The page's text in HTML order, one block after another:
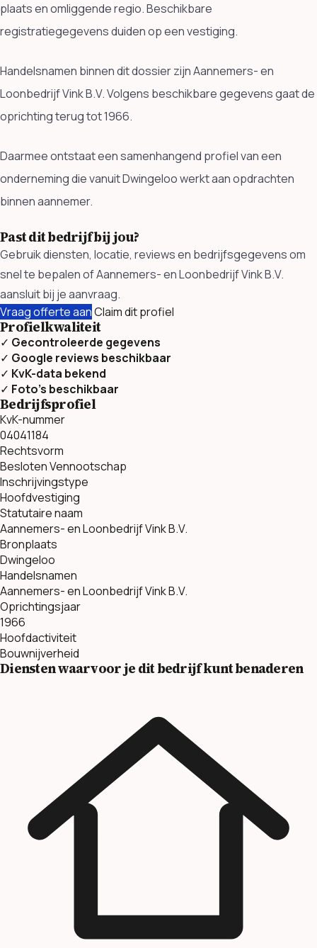
plaats en omliggende regio. Beschikbare
registratiegegevens duiden op een vestiging.
Handelsnamen binnen dit dossier zijn Aannemers- en
Loonbedrijf Vink B.V. Volgens beschikbare gegevens gaat de
oprichting terug tot 1966.
Daarmee ontstaat een samenhangend profiel van een
onderneming die vanuit Dwingeloo werkt aan opdrachten
binnen aannemer.
Past dit bedrijf bij jou?
Gebruik diensten, locatie, reviews en bedrijfsgegevens om
snel te bepalen of Aannemers- en Loonbedrijf Vink B.V.
aansluit bij je aanvraag.
Vraag offerte aanClaim dit profiel
Profielkwaliteit
✓ Gecontroleerde gegevens
✓ Google reviews beschikbaar
✓ KvK-data bekend
✓ Foto’s beschikbaar
Bedrijfsprofiel
KvK-nummer
04041184
Rechtsvorm
Besloten Vennootschap
Inschrijvingstype
Hoofdvestiging
Statutaire naam
Aannemers- en Loonbedrijf Vink B.V.
Bronplaats
Dwingeloo
Handelsnamen
Aannemers- en Loonbedrijf Vink B.V.
Oprichtingsjaar
1966
Hoofdactiviteit
Bouwnijverheid
Diensten waarvoor je dit bedrijf kunt benaderen